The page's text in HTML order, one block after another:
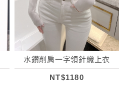
水鑽削肩一字領針織上衣
NT$1180